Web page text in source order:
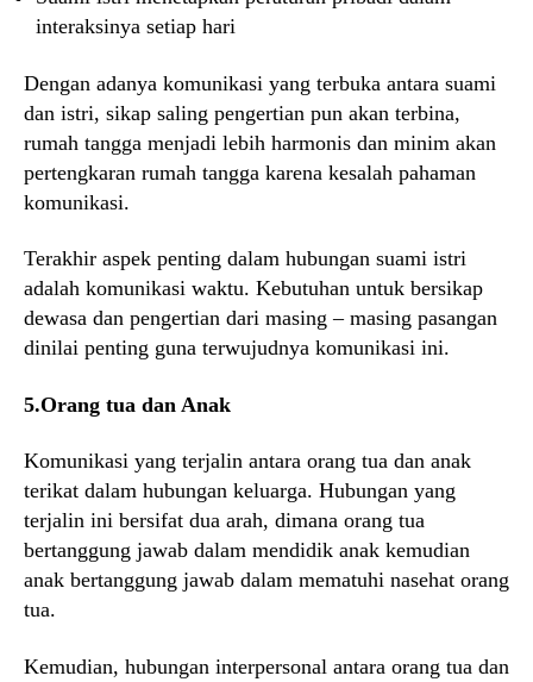
interaksinya setiap hari
Dengan adanya komunikasi yang terbuka antara suami
dan istri, sikap saling pengertian pun akan terbina,
rumah tangga menjadi lebih harmonis dan minim akan
pertengkaran rumah tangga karena kesalah pahaman
komunikasi.
Terakhir aspek penting dalam hubungan suami istri
adalah komunikasi waktu. Kebutuhan untuk bersikap
dewasa dan pengertian dari masing – masing pasangan
dinilai penting guna terwujudnya komunikasi ini.
5.Orang tua dan Anak
Komunikasi yang terjalin antara orang tua dan anak
terikat dalam hubungan keluarga. Hubungan yang
terjalin ini bersifat dua arah, dimana orang tua
bertanggung jawab dalam mendidik anak kemudian
anak bertanggung jawab dalam mematuhi nasehat orang
tua.
Kemudian, hubungan interpersonal antara orang tua dan